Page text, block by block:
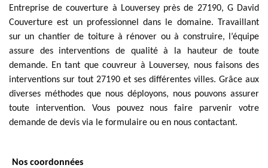
Entreprise de couverture à Louversey près de 27190, G David
Couverture est un professionnel dans le domaine. Travaillant
sur un chantier de toiture à rénover ou à construire, l’équipe
assure des interventions de qualité à la hauteur de toute
demande. En tant que couvreur à Louversey, nous faisons des
interventions sur tout 27190 et ses différentes villes. Grâce aux
diverses méthodes que nous déployons, nous pouvons assurer
toute intervention. Vous pouvez nous faire parvenir votre
demande de devis via le formulaire ou en nous contactant.
Nos coordonnées